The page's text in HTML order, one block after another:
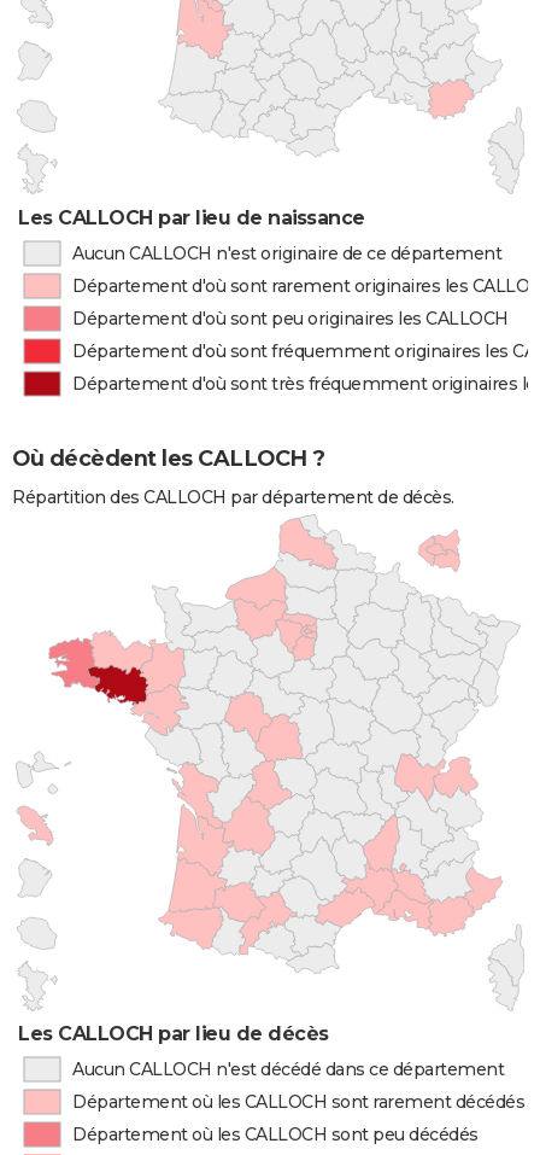
Les CALLOCH par lieu de naissance
Aucun CALLOCH n'est originaire de ce département
Département d'où sont rarement originaires les
Département d'où sont peu originaires les CALLOCH
Département d'où sont fréquemment originaires les
Département d'où sont très fréquemment originaires
Où décèdent les CALLOCH ?
Répartition des CALLOCH par département de décès.
Les CALLOCH par lieu de décès
Aucun CALLOCH n'est décédé dans ce département
Département où les CALLOCH sont rarement décédés
Département où les CALLOCH sont peu décédés